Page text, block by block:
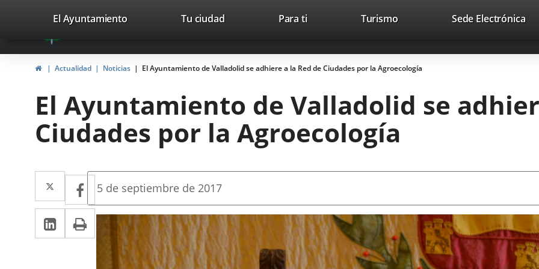
Portal
Web
del
Valladolid
avaTop Trabaja con nosotros Contacto
valladolid.es
El Ayuntamiento Tu ciudad Para ti TurismoEste
abrirá
en
ventana
nueva.
Sede Electrónica
InicioActualidad Noticias El Ayuntamiento de Valladolid se adhiere a la Red de Ciudades por la Agroecología
El Ayuntamiento de Valladolid se
Ciudades por la Agroecología
Twitter
Enlace
a
una
aplicación
Facebook
Enlace
a
una
aplicación
LinkedIn
Enlace
a
Imprimir
Fecha
la
noticia
5 de septiembre de 2017